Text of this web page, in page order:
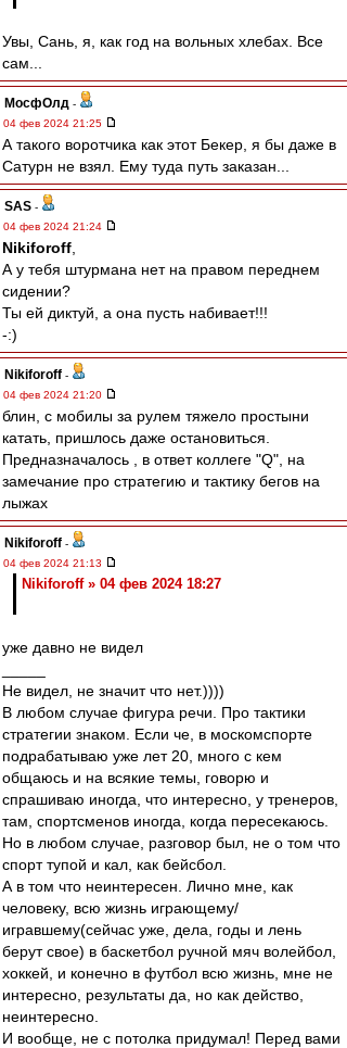
Увы, Сань, я, как год на вольных хлебах. Все
сам...
МосфОлд -
04 фев 2024 21:25
А такого воротчика как этот Бекер, я бы даже в
Сатурн не взял. Ему туда путь заказан...
SAS -
04 фев 2024 21:24
Nikiforoff
А у тебя штурмана нет на правом переднем
сидении?
Ты ей диктуй, а она пусть набивает!!!
-:)
Nikiforoff -
04 фев 2024 21:20
блин, с мобилы за рулем тяжело простыни
катать, пришлось даже остановиться.
Предназначалось , в ответ коллеге "Q", на
замечание про стратегию и тактику бегов на
лыжах
Nikiforoff -
04 фев 2024 21:13
Nikiforoff » 04 фев 2024 18:27
уже давно не видел
Не видел, не значит что нет.))))
В любом случае фигура речи. Про тактики
стратегии знаком. Если че, в москомспорте
подрабатываю уже лет 20, много с кем
общаюсь и на всякие темы, говорю и
спрашиваю иногда, что интересно, у тренеров,
там, спортсменов иногда, когда пересекаюсь.
Но в любом случае, разговор был, не о том что
спорт тупой и кал, как бейсбол.
А в том что неинтересен. Лично мне, как
человеку, всю жизнь играющему/
игравшему(сейчас уже, дела, годы и лень
берут свое) в баскетбол ручной мяч волейбол,
хоккей, и конечно в футбол всю жизнь, мне не
интересно, результаты да, но как действо,
неинтересно.
И вообще, не с потолка придумал! Перед вами